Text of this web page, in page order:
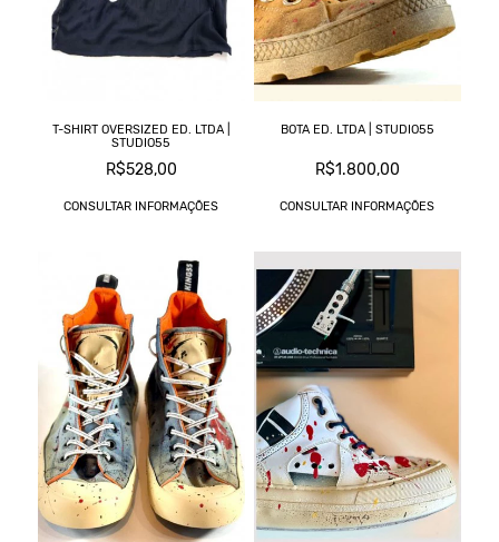
T-SHIRT OVERSIZED ED. LTDA |
STUDIO55
R$528,00
CONSULTAR INFORMAÇÕES
BOTA ED. LTDA | STUDIO55
R$1.800,00
CONSULTAR INFORMAÇÕES